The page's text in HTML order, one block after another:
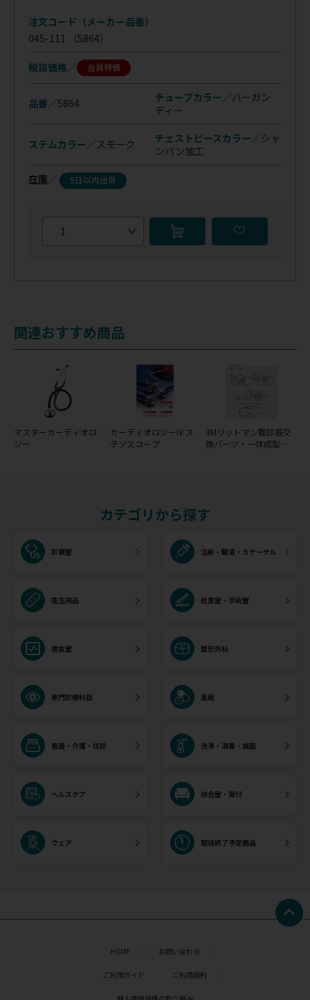
注文コード（メーカー品番）
045-111
（5864）
税抜価格 会員特価
品番／5864 チューブカラー／バーガン
ディー
ステムカラー／ スモーク チェストピースカラー／シャ
ンパン加工
在庫／ 5日以内出荷
関連おすすめ商品
マスターカーディオロ
ジー
カーディオロジーIV ス
テソスコープ
3Mリットマン聴診器交
換パーツ・一体成型ダ
カテゴリから探す
診察室 注射・輸液・カテーテル
衛生用品 処置室・手術室
検査室 整形外科
専門診療科目 薬局
看護・介護・往診 洗浄・消毒・滅菌
ヘルスケア 待合室・受付
ウェア 取扱終了予定商品
HOME お問い合わせ
ご利用ガイド ご利用規約
個人情報保護の取り組み